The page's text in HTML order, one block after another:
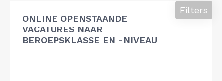
ONLINE OPENSTAANDE
VACATURES NAAR
BEROEPSKLASSE EN -NIVEAU
Filters